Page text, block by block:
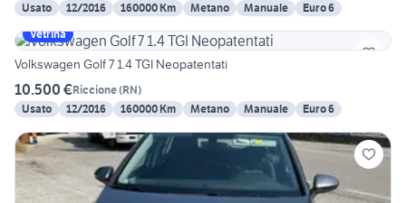
Usato
12/2016 160000 Km Metano Manuale
Euro 6
Vetrina
Volkswagen Golf 7 1.4 TGI Neopatentati
10.500 €Riccione(RN)
Usato
12/2016 160000 Km Metano Manuale Euro 6